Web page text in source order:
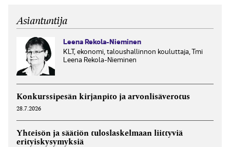
Asiantuntija
Leena Rekola-Nieminen
KLT, ekonomi, taloushallinnon kouluttaja, Tmi
Leena Rekola-Nieminen
Konkurssipesän kirjanpito ja arvonlisäverotus
28.7.2026
Yhteisön ja säätiön tuloslaskelmaan liittyviä
erityiskysymyksiä